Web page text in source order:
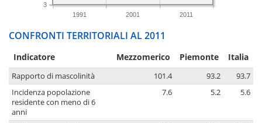
1991 2001 2011
3
CONFRONTI TERRITORIALI AL 2011
Indicatore Mezzomerico Piemonte Italia
Rapporto di mascolinità 101.4 93.2
93.7
Incidenza popolazione
residente con meno di 6
anni
7.6 5.2 5.6